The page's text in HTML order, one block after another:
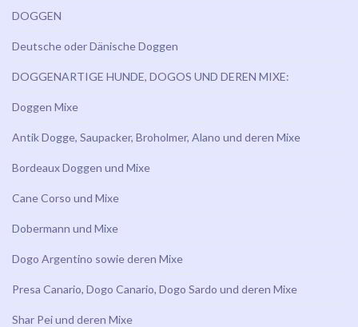
DOGGEN
Deutsche oder Dänische Doggen
DOGGENARTIGE HUNDE, DOGOS UND DEREN MIXE:
Doggen Mixe
Antik Dogge, Saupacker, Broholmer, Alano und deren Mixe
Bordeaux Doggen und Mixe
Cane Corso und Mixe
Dobermann und Mixe
Dogo Argentino sowie deren Mixe
Presa Canario, Dogo Canario, Dogo Sardo und deren Mixe
Shar Pei und deren Mixe